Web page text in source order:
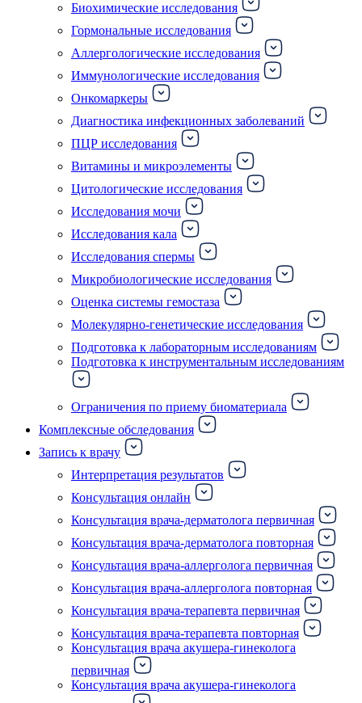
Биохимические исследования
Гормональные исследования
Аллергологические исследования
Иммунологические исследования
Онкомаркеры
Диагностика инфекционных заболеваний
ПЦР исследования
Витамины и микроэлементы
Цитологические исследования
Исследования мочи
Исследования кала
Исследования спермы
Микробиологические исследования
Оценка системы гемостаза
Молекулярно-генетические исследования
Подготовка к лабораторным исследованиям
Подготовка к инструментальным исследованиям
Ограничения по приему биоматериала
Комплексные обследования
Запись к врачу
Интерпретация результатов
Консультация онлайн
Консультация врача-дерматолога первичная
Консультация врача-дерматолога повторная
Консультация врача-аллерголога первичная
Консультация врача-аллерголога повторная
Консультация врача-терапевта первичная
Консультация врача-терапевта повторная
Консультация врача акушера-гинеколога
первичная
Консультация врача акушера-гинеколога